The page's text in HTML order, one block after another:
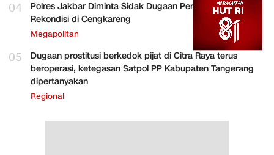
04
Polres Jakbar Diminta Sidak Dugaan Perakitan HP
Rekondisi di Cengkareng
Megapolitan
05
Dugaan prostitusi berkedok pijat di Citra Raya terus
beroperasi, ketegasan Satpol PP Kabupaten Tangerang
dipertanyakan
Regional